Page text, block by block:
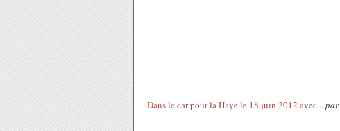
Dans le car pour la Haye le 18 juin 2012 avec...par